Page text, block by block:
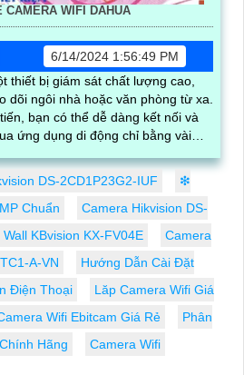
CAMERA WIFI DAHUA
6/14/2024 1:56:49 PM
thiết bị giám sát chất lượng cao,
dõi ngôi nhà hoặc văn phòng từ xa.
bạn có thể dễ dàng kết nối và
ứng dụng di động chỉ bằng vài
DS-2CD1P23G2-IUF
❇
Chuẩn
Camera Hikvision DS-
Wall KBvision KX-FV04E
Camera
A-VN
Hướng Dẫn Cài Đặt
Điện Thoại
Lăp Camera Wifi Giá
Wifi Ebitcam Giá Rẻ
Phân
Hãng
Camera Wifi